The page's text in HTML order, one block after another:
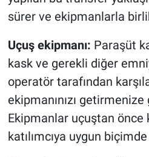
sürer ve ekipmanlarla
Uçuş ekipmanı: Paraşüt
kask ve gerekli diğer
operatör tarafından
ekipmanınızı
Ekipmanlar uçuştan önce
katılımcıya uygun